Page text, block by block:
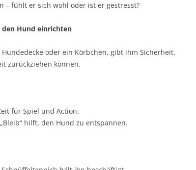
– fühlt er sich wohl oder ist er gestresst?
den Hund einrichten
Hundedecke oder ein Körbchen, gibt ihm Sicherheit.
zurückziehen können.
für Spiel und Action.
hilft, den Hund zu entspannen.